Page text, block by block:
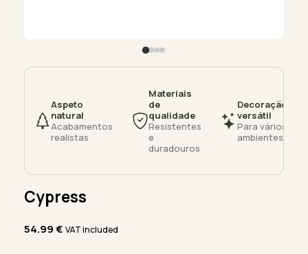
Aspeto
natural
Acabamentos
realistas
Materiais
de
qualidade
Resistentes
e
duradouros
Decoração
versátil
Para vários
ambientes
Cypress
54.99€ VAT included